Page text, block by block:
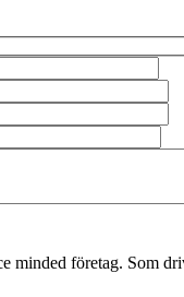
minded företag. Som